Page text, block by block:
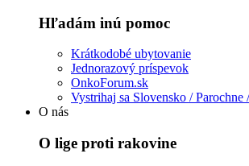
Hľadám inú pomoc
Krátkodobé ubytovanie
Jednorazový príspevok
OnkoForum.sk
Vystrihaj sa Slovensko / Parochne
O nás
O lige proti rakovine